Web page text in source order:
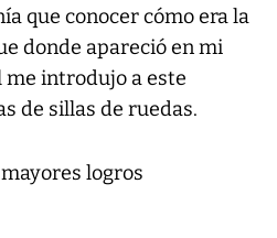
que conocer cómo era la
donde apareció en mi
me introdujo a este
de sillas de ruedas.
logros